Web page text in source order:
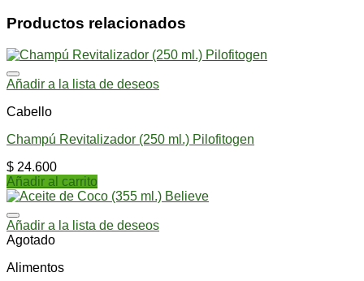
Productos relacionados
Añadir a la lista de deseos
Cabello
Champú Revitalizador (250 ml.) Pilofitogen
$ 24.600
Añadir al carrito
Añadir a la lista de deseos
Agotado
Alimentos